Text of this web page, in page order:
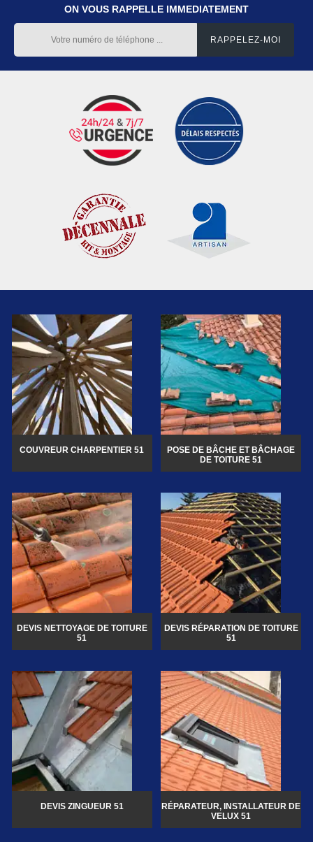
ON VOUS RAPPELLE IMMEDIATEMENT
COUVREUR CHARPENTIER 51
POSE DE BÂCHE ET BÂCHAGE
DE TOITURE 51
DEVIS NETTOYAGE DE TOITURE
51
DEVIS RÉPARATION DE TOITURE
51
DEVIS ZINGUEUR 51
RÉPARATEUR, INSTALLATEUR DE
VELUX 51